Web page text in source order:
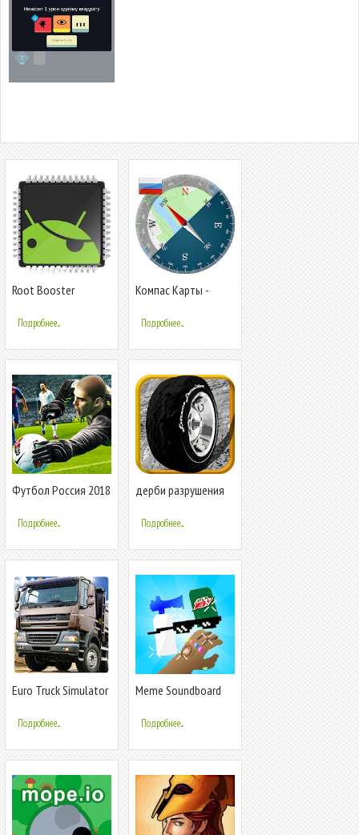
Root Booster
Подробнее...
Компас Карты -
360 Бесплатно
Подробнее...
Футбол Россия 2018
Футбольная игра
2018
Подробнее...
дерби разрушения
Подробнее...
Euro Truck Simulator
Transport
Подробнее...
Meme Soundboard
Подробнее...